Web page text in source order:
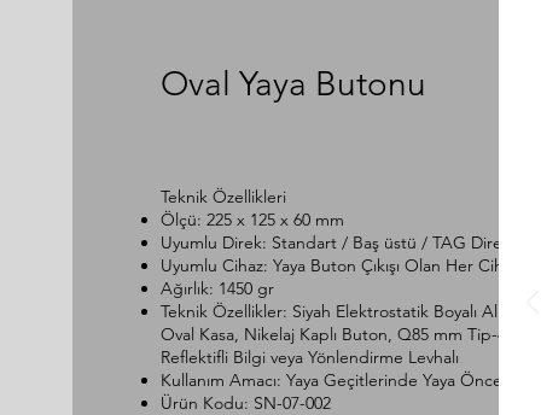
Oval Yaya Butonu
Teknik Özellikleri
Ölçü: 225 x 125 x 60 mm
Uyumlu Direk: Standart / Baş üstü / TAG Direk
Uyumlu Cihaz: Yaya Buton Çıkışı Olan Her Cihaz
Ağırlık: 1450 gr
Teknik Özellikler: Siyah Elektrostatik Boyalı
Oval Kasa, Nikelaj Kaplı Buton, Q85 mm Tip-4
Reflektifli Bilgi veya Yönlendirme Levhalı
Kullanım Amacı: Yaya Geçitlerinde Yaya Önceliği
Ürün Kodu: SN-07-002